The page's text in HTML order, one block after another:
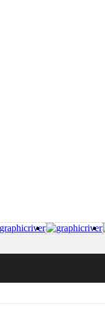
para grãos, toda